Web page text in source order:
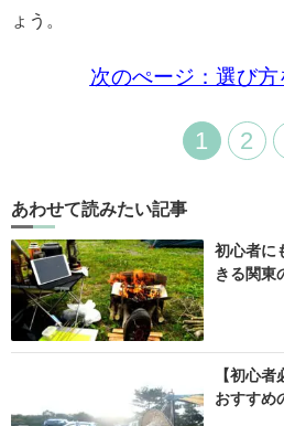
ょう。
次のぺージ：選び方
1 2
あわせて読みたい記事
初心者に
きる関東
【初心
おすすめ